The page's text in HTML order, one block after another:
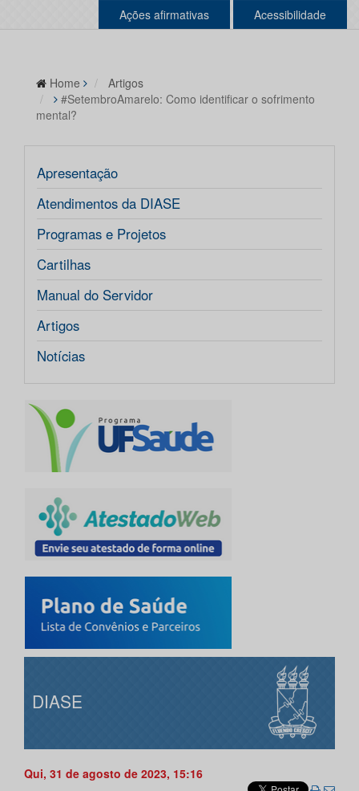
Ações afirmativas Acessibilidade
Home
Artigos
#SetembroAmarelo: Como identificar o sofrimento
mental?
Apresentação
Atendimentos da DIASE
Programas e Projetos
Cartilhas
Manual do Servidor
Artigos
Notícias
DIASE
Qui, 31 de agosto de 2023, 15:16